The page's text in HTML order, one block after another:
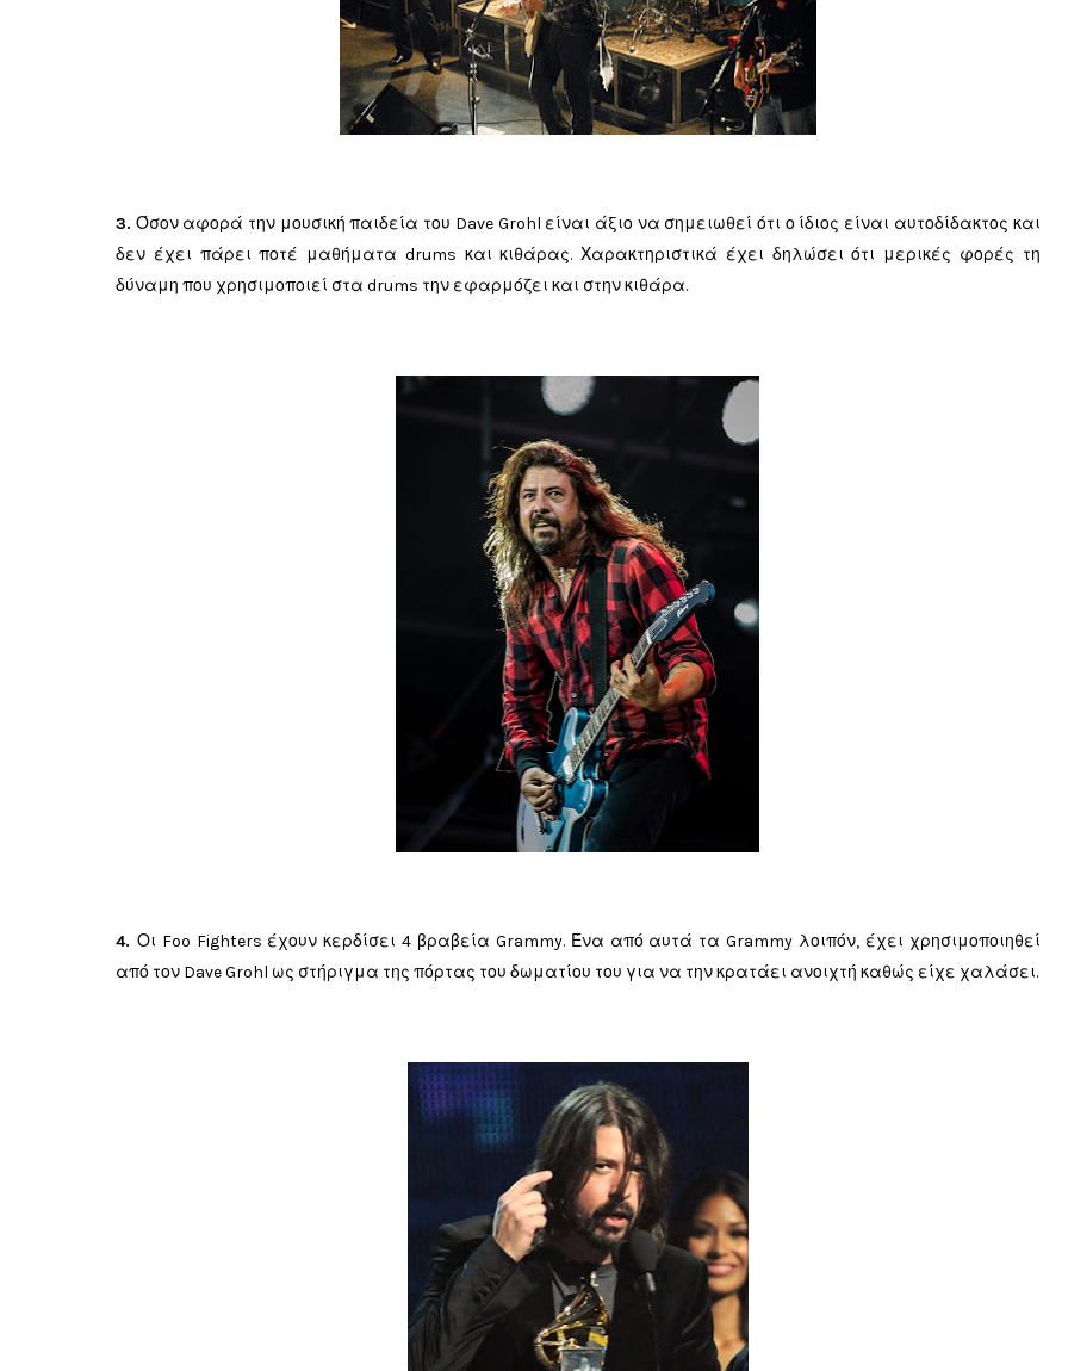
3. Όσον αφορά την μουσική παιδεία του Dave Grohl είναι άξιο να σημειωθεί ότι ο ίδιος είναι αυτοδίδακτος και
δεν έχει πάρει ποτέ μαθήματα drums και κιθάρας. Χαρακτηριστικά έχει δηλώσει ότι μερικές φορές τη
δύναμη που χρησιμοποιεί στα drums την εφαρμόζει και στην κιθάρα.
4. Οι Foo Fighters έχουν κερδίσει 4 βραβεία Grammy. Ένα από αυτά τα Grammy λοιπόν, έχει χρησιμοποιηθεί
από τον Dave Grohl ως στήριγμα της πόρτας του δωματίου του για να την κρατάει ανοιχτή καθώς είχε χαλάσει.